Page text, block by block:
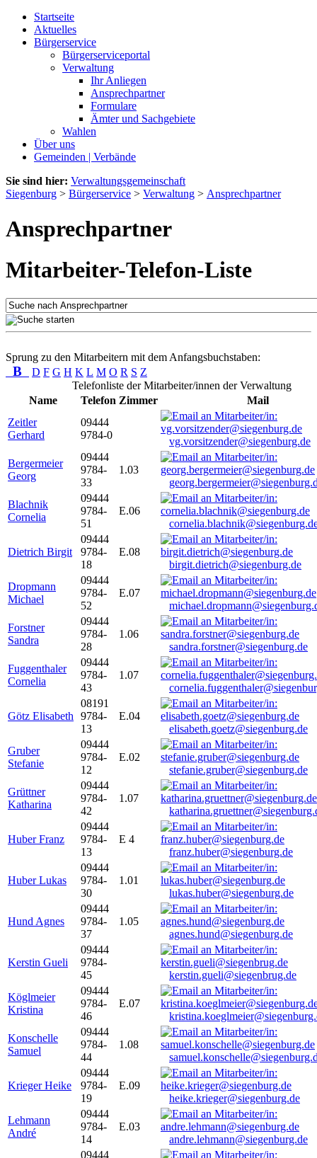
Startseite
Aktuelles
Bürgerservice
Bürgerserviceportal
Verwaltung
Ihr Anliegen
Ansprechpartner
Formulare
Ämter und Sachgebiete
Wahlen
Über uns
Gemeinden | Verbände
Sie sind hier: Verwaltungsgemeinschaft
Siegenburg > Bürgerservice > Verwaltung > Ansprechpartner
Ansprechpartner
Mitarbeiter-Telefon-Liste
Sprung zu den Mitarbeitern mit dem Anfangsbuchstaben:
B D F G H K L M O R S Z
Telefonliste der Mitarbeiter/innen der Verwaltung
Name
Telefon Zimmer
Mail
Zeitler
Gerhard
09444
9784-0
vg.vorsitzender@siegenburg.de
Bergermeier
Georg
09444
9784-
33
1.03
Blachnik
Cornelia
09444
9784-
51
E.06
Dietrich Birgit
09444
9784-
18
E.08
birgit.dietrich@siegenburg.de
Dropmann
Michael
09444
9784-
52
E.07
Forstner
Sandra
09444
9784-
28
1.06
sandra.forstner@siegenburg.de
Fuggenthaler
Cornelia
09444
9784-
43
1.07
Götz Elisabeth
08191
9784-
13
E.04
elisabeth.goetz@siegenburg.de
Gruber
Stefanie
09444
9784-
12
E.02
stefanie.gruber@siegenburg.de
Grüttner
Katharina
09444
9784-
42
1.07
Huber Franz
09444
9784-
13
E 4
franz.huber@siegenburg.de
Huber Lukas
09444
9784-
30
1.01
lukas.huber@siegenburg.de
Hund Agnes
09444
9784-
37
1.05
agnes.hund@siegenburg.de
Kerstin Gueli
09444
9784-
45
kerstin.gueli@siegenbrug.de
Köglmeier
Kristina
09444
9784-
46
E.07
Konschelle
Samuel
09444
9784-
44
1.08
Krieger Heike
09444
9784-
19
E.09
heike.krieger@siegenburg.de
Lehmann
André
09444
9784-
14
E.03
andre.lehmann@siegenburg.de
09444